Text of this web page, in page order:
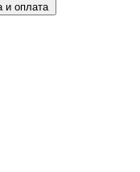
и оплата